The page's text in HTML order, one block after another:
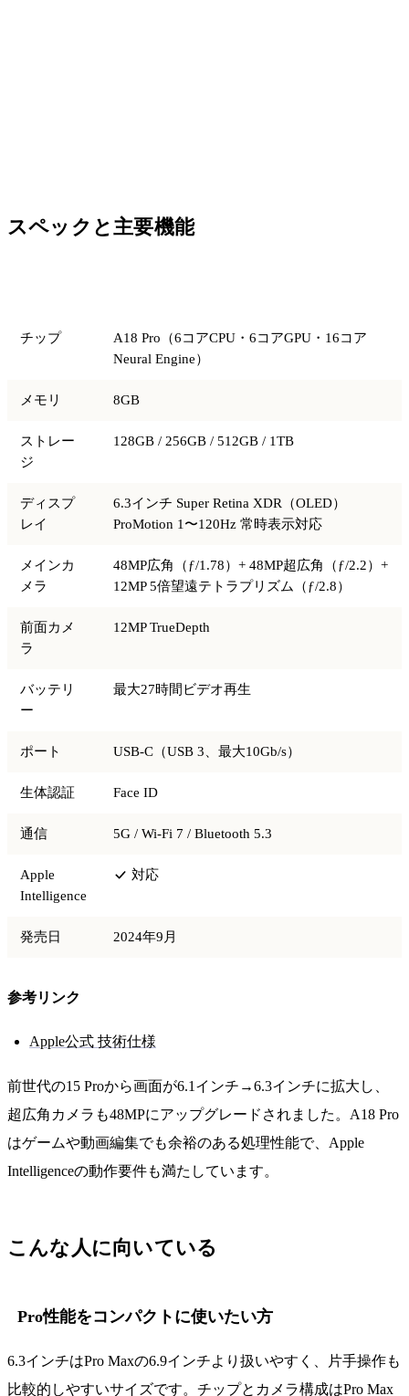
スペックと主要機能
チップ
A18 Pro（6コアCPU・6コアGPU・16コア
Neural Engine）
メモリ 8GB
ストレー
ジ
128GB / 256GB / 512GB / 1TB
ディスプ
レイ
6.3インチ Super Retina XDR（OLED）
ProMotion 1〜120Hz 常時表示対応
メインカ
メラ
48MP広角（ƒ/1.78）+ 48MP超広角（ƒ/2.2）+
12MP 5倍望遠テトラプリズム（ƒ/2.8）
前面カメ
ラ
12MP TrueDepth
バッテリ
ー
最大27時間ビデオ再生
ポート USB-C（USB 3、最大10Gb/s）
生体認証 Face ID
通信 5G / Wi-Fi 7 / Bluetooth 5.3
Apple
Intelligence
対応
発売日 2024年9月
参考リンク
Apple公式 技術仕様
前世代の15 Proから画面が6.1インチ→6.3インチに拡大し、
超広角カメラも48MPにアップグレードされました。A18 Pro
はゲームや動画編集でも余裕のある処理性能で、Apple
Intelligenceの動作要件も満たしています。
こんな人に向いている
Pro性能をコンパクトに使いたい方
6.3インチはPro Maxの6.9インチより扱いやすく、片手操作も
比較的しやすいサイズです。チップとカメラ構成はPro Max